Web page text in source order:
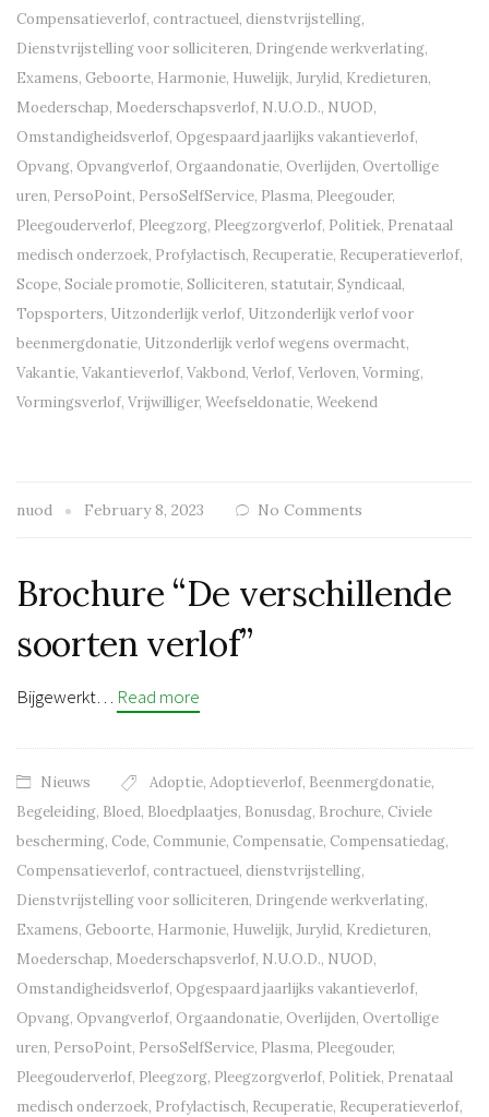
Compensatieverlof, contractueel, dienstvrijstelling,
Dienstvrijstelling voor solliciteren, Dringende werkverlating,
Examens, Geboorte, Harmonie, Huwelijk, Jurylid, Kredieturen,
Moederschap, Moederschapsverlof, N.U.O.D., NUOD,
Omstandigheidsverlof, Opgespaard jaarlijks vakantieverlof,
Opvang, Opvangverlof, Orgaandonatie, Overlijden, Overtollige
uren, PersoPoint, PersoSelfService, Plasma, Pleegouder,
Pleegouderverlof, Pleegzorg, Pleegzorgverlof, Politiek, Prenataal
medisch onderzoek, Profylactisch, Recuperatie, Recuperatieverlof,
Scope, Sociale promotie, Solliciteren, statutair, Syndicaal,
Topsporters, Uitzonderlijk verlof, Uitzonderlijk verlof voor
beenmergdonatie, Uitzonderlijk verlof wegens overmacht,
Vakantie, Vakantieverlof, Vakbond, Verlof, Verloven, Vorming,
Vormingsverlof, Vrijwilliger, Weefseldonatie, Weekend
nuod February 8, 2023 No Comments
Brochure “De verschillende
soorten verlof”
Bijgewerkt… Read more
Nieuws Adoptie, Adoptieverlof, Beenmergdonatie,
Begeleiding, Bloed, Bloedplaatjes, Bonusdag, Brochure, Civiele
bescherming, Code, Communie, Compensatie, Compensatiedag,
Compensatieverlof, contractueel, dienstvrijstelling,
Dienstvrijstelling voor solliciteren, Dringende werkverlating,
Examens, Geboorte, Harmonie, Huwelijk, Jurylid, Kredieturen,
Moederschap, Moederschapsverlof, N.U.O.D., NUOD,
Omstandigheidsverlof, Opgespaard jaarlijks vakantieverlof,
Opvang, Opvangverlof, Orgaandonatie, Overlijden, Overtollige
uren, PersoPoint, PersoSelfService, Plasma, Pleegouder,
Pleegouderverlof, Pleegzorg, Pleegzorgverlof, Politiek, Prenataal
medisch onderzoek, Profylactisch, Recuperatie, Recuperatieverlof,